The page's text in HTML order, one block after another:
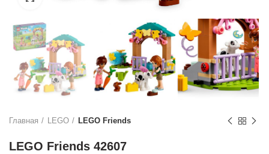
Главная LEGO LEGO Friends
LEGO Friends 42607